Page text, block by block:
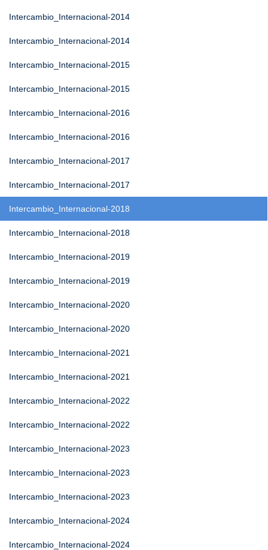
Intercambio_Internacional-2014
Intercambio_Internacional-2014
Intercambio_Internacional-2015
Intercambio_Internacional-2015
Intercambio_Internacional-2016
Intercambio_Internacional-2016
Intercambio_Internacional-2017
Intercambio_Internacional-2017
Intercambio_Internacional-2018
Intercambio_Internacional-2018
Intercambio_Internacional-2019
Intercambio_Internacional-2019
Intercambio_Internacional-2020
Intercambio_Internacional-2020
Intercambio_Internacional-2021
Intercambio_Internacional-2021
Intercambio_Internacional-2022
Intercambio_Internacional-2022
Intercambio_Internacional-2023
Intercambio_Internacional-2023
Intercambio_Internacional-2023
Intercambio_Internacional-2024
Intercambio_Internacional-2024